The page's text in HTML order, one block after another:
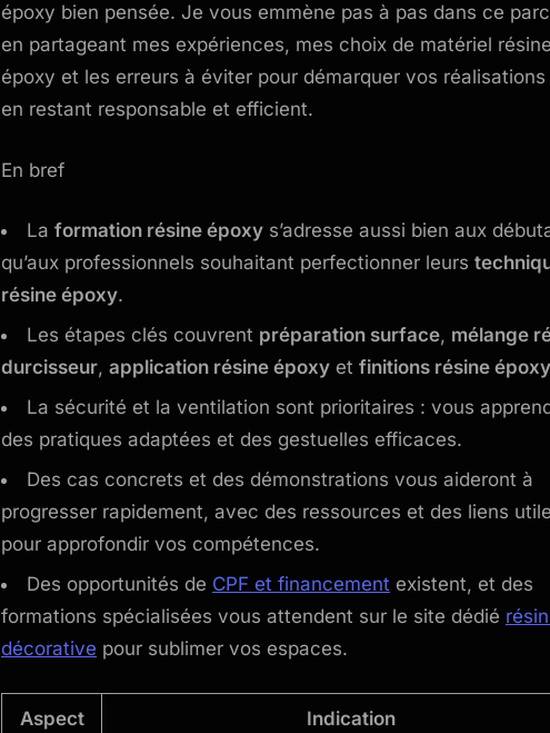
époxy bien pensée. Je vous emmène pas à pas dans ce
en partageant mes expériences, mes choix de matériel résine
époxy et les erreurs à éviter pour démarquer vos
en restant responsable et efficient.
En bref
La formation résine époxy s’adresse aussi bien aux
qu’aux professionnels souhaitant perfectionner leurs
résine époxy.
Les étapes clés couvrent préparation surface, mélange
durcisseur, application résine époxy et finitions résine époxy
La sécurité et la ventilation sont prioritaires : vous
des pratiques adaptées et des gestuelles efficaces.
Des cas concrets et des démonstrations vous aideront à
progresser rapidement, avec des ressources et des liens
pour approfondir vos compétences.
Des opportunités de CPF et financement existent, et des
formations spécialisées vous attendent sur le site dédié
décorative pour sublimer vos espaces.
Aspect Indication